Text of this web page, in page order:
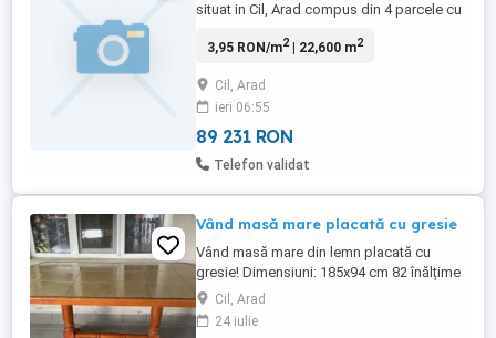
situat in Cil, Arad compus din 4 parcele cu
zona denumita 'La Vale' plasate intre sat
impreuna. Pentru doritori, astept oferte de
pret de cumparare . Contact telefonic sau
...
3,95 RON/m2| 22,600 m2
Cil, Arad
ieri 06:55
89 231 RON
Telefon validat
Vând masă mare placată cu gresie
Vând masă mare din lemn placată cu
gresie! Dimensiuni: 185x94 cm 82 înălțime
Preț: 500 negociabil
Cil, Arad
24 iulie